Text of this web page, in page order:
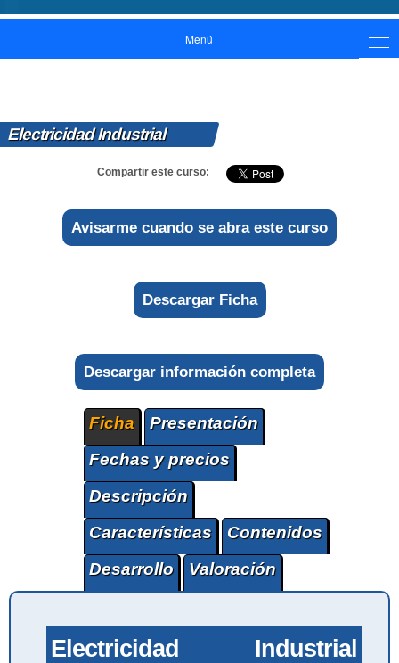
Menú
Electricidad Industrial
Compartir este curso:
Avisarme cuando se abra este curso
Descargar Ficha
Descargar información completa
Ficha
Presentación
Fechas y precios
Descripción
Características
Contenidos
Desarrollo
Valoración
Electricidad Industrial